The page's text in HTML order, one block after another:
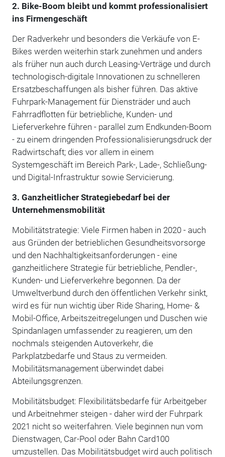
2. Bike-Boom bleibt und kommt professionalisiert
ins Firmengeschäft
Der Radverkehr und besonders die Verkäufe von E-
Bikes werden weiterhin stark zunehmen und anders
als früher nun auch durch Leasing-Verträge und durch
technologisch-digitale Innovationen zu schnelleren
Ersatzbeschaffungen als bisher führen. Das aktive
Fuhrpark-Management für Diensträder und auch
Fahrradflotten für betriebliche, Kunden- und
Lieferverkehre führen - parallel zum Endkunden-Boom
- zu einem dringenden Professionalisierungsdruck der
Radwirtschaft; dies vor allem in einem
Systemgeschäft im Bereich Park-, Lade-, Schließung-
und Digital-Infrastruktur sowie Servicierung.
3. Ganzheitlicher Strategiebedarf bei der
Unternehmensmobilität
Mobilitätstrategie: Viele Firmen haben in 2020 - auch
aus Gründen der betrieblichen Gesundheitsvorsorge
und den Nachhaltigkeitsanforderungen - eine
ganzheitlichere Strategie für betriebliche, Pendler-,
Kunden- und Lieferverkehre begonnen. Da der
Umweltverbund durch den öffentlichen Verkehr sinkt,
wird es für nun wichtig über Ride Sharing, Home- &
Mobil-Office, Arbeitszeitregelungen und Duschen wie
Spindanlagen umfassender zu reagieren, um den
nochmals steigenden Autoverkehr, die
Parkplatzbedarfe und Staus zu vermeiden.
Mobilitätsmanagement überwindet dabei
Abteilungsgrenzen.
Mobilitätsbudget: Flexibilitätsbedarfe für Arbeitgeber
und Arbeitnehmer steigen - daher wird der Fuhrpark
2021 nicht so weiterfahren. Viele beginnen nun vom
Dienstwagen, Car-Pool oder Bahn Card100
umzustellen. Das Mobilitätsbudget wird auch politisch